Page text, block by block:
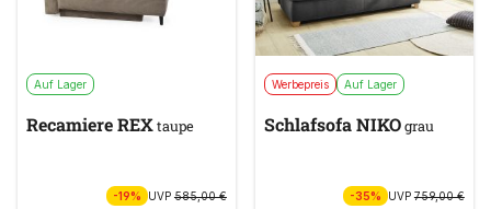
Auf Lager
Recamiere REXtaupe
-19% UVP 585,00 €
Werbepreis Auf Lager
Schlafsofa NIKOgrau
-35% UVP759,00 €